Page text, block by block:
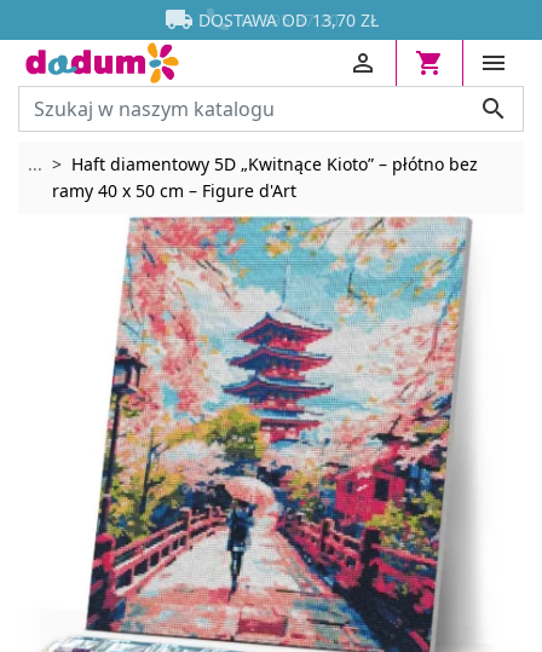

 DOSTAWA OD 13,70 ZŁ






... Rozwiń breadcrumbs
Haft diamentowy 5D „Kwitnące Kioto” – płótno bez
ramy 40 x 50 cm – Figure d'Art